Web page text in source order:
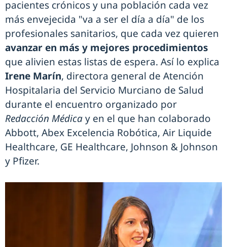
pacientes crónicos y una población cada vez
más envejecida "va a ser el día a día" de los
profesionales sanitarios, que cada vez quieren
avanzar en más y mejores procedimientos
que alivien estas listas de espera. Así lo explica
Irene Marín, directora general de Atención
Hospitalaria del Servicio Murciano de Salud
durante el encuentro organizado por
Redacción Médicay en el que han colaborado
Abbott, Abex Excelencia Robótica, Air Liquide
Healthcare, GE Healthcare, Johnson & Johnson
y Pfizer.